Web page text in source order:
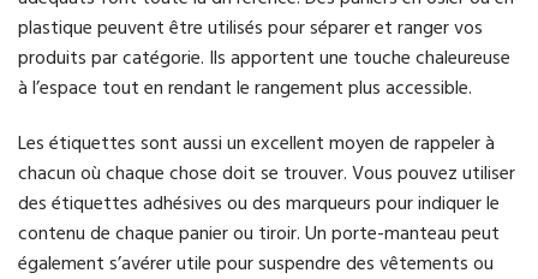
plastique peuvent être utilisés pour séparer et ranger vos
produits par catégorie. Ils apportent une touche chaleureuse
à l’espace tout en rendant le rangement plus accessible.
Les étiquettes sont aussi un excellent moyen de rappeler à
chacun où chaque chose doit se trouver. Vous pouvez utiliser
des étiquettes adhésives ou des marqueurs pour indiquer le
contenu de chaque panier ou tiroir. Un porte-manteau peut
également s’avérer utile pour suspendre des vêtements ou